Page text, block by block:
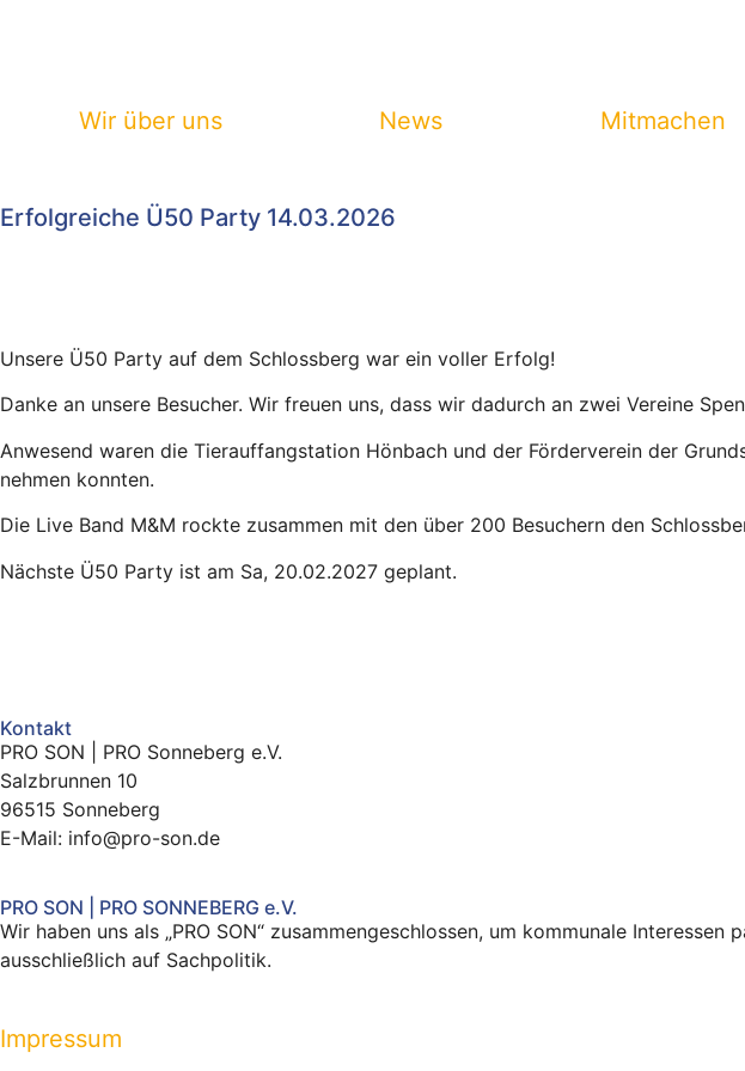
Wir über uns News Mitmachen
Erfolgreiche Ü50 Party 14.03.2026
Unsere Ü50 Party auf dem Schlossberg war ein voller Erfolg!
Danke an unsere Besucher. Wir freuen uns, dass wir dadurch an zwei Vereine
Anwesend waren die Tierauffangstation Hönbach und der Förderverein der
nehmen konnten.
Die Live Band M&M rockte zusammen mit den über 200 Besuchern den
Nächste Ü50 Party ist am Sa, 20.02.2027 geplant.
Kontakt
PRO SON | PRO Sonneberg e.V.
Salzbrunnen 10
96515 Sonneberg
E-Mail: info@pro-son.de
PRO SON | PRO SONNEBERG e.V.
Wir haben uns als „PRO SON“ zusammengeschlossen, um kommunale
ausschließlich auf Sachpolitik.
Impressum